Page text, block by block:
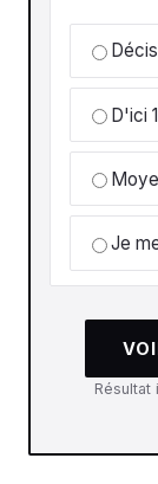
D'ici
Je
Résultat